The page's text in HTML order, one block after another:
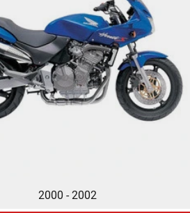
2000 - 2002